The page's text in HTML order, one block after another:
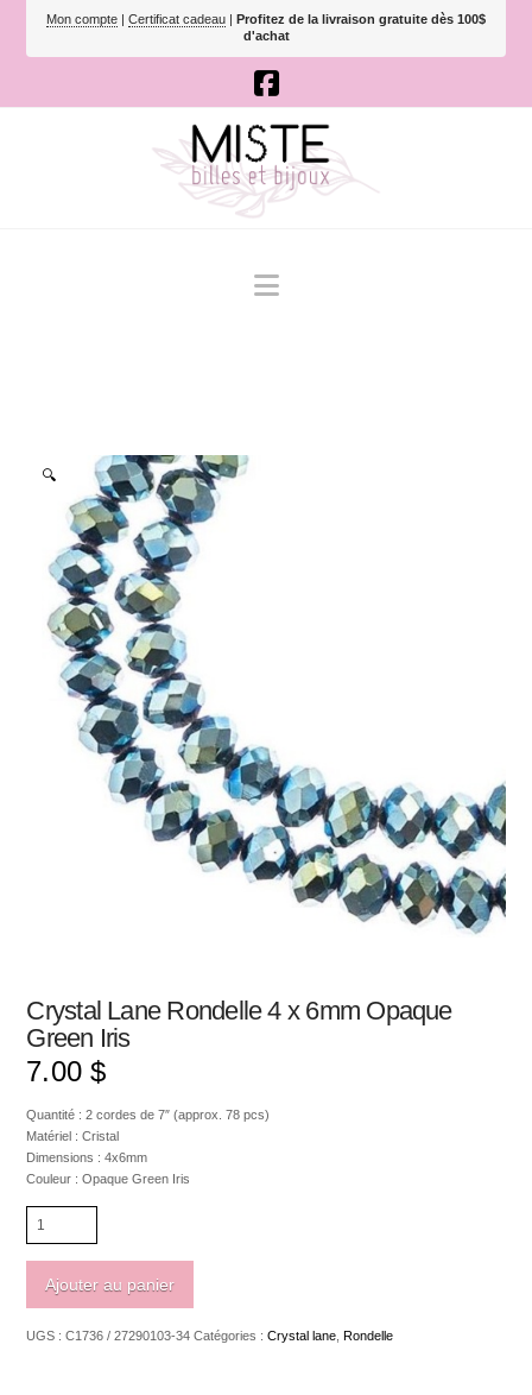
Mon compte | Certificat cadeau | Profitez de la livraison gratuite dès 100$
d'achat
Navigation
🔍
Crystal Lane Rondelle 4 x 6mm Opaque
Green Iris
7.00 $
Quantité : 2 cordes de 7″ (approx. 78 pcs)
Matériel : Cristal
Dimensions : 4x6mm
Couleur : Opaque Green Iris
Crystal
Lane
x
Ajouter au panier
UGS :C1736 / 27290103-34 Catégories :Crystal lane Rondelle